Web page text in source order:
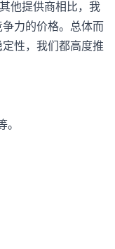
他提供商相比，我
力的价格。总体而
性，我们都高度推
。